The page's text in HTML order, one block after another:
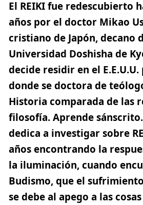
El REIKI fue redescubierto
años por el doctor Mikao
cristiano de Japón, decano
Universidad Doshisha de
decide residir en el
donde se doctora de
Historia comparada de las
filosofía. Aprende
dedica a investigar sobre
años encontrando la
la iluminación, cuando
Budismo, que el
se debe al apego a las